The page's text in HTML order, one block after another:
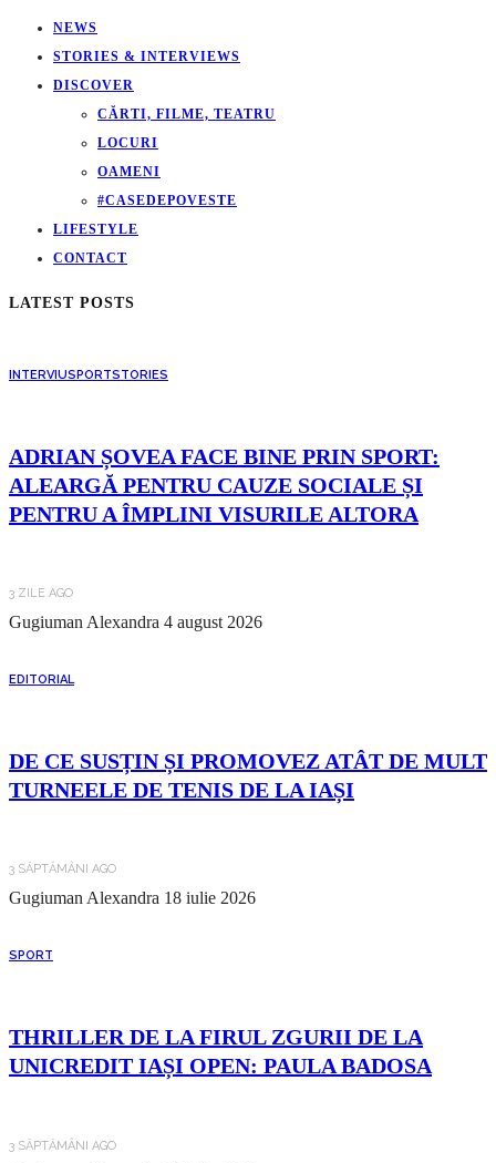
NEWS
STORIES & INTERVIEWS
DISCOVER
CĂRTI, FILME, TEATRU
LOCURI
OAMENI
#CASEDEPOVESTE
LIFESTYLE
CONTACT
LATEST POSTS
INTERVIUSPORTSTORIES
ADRIAN ȘOVEA FACE BINE PRIN SPORT:
ALEARGĂ PENTRU CAUZE SOCIALE ȘI
PENTRU A ÎMPLINI VISURILE ALTORA
3 ZILE AGO
Gugiuman Alexandra 4 august 2026
EDITORIAL
DE CE SUSȚIN ȘI PROMOVEZ ATÂT DE MULT
TURNEELE DE TENIS DE LA IAȘI
3 SĂPTĂMÂNI AGO
Gugiuman Alexandra 18 iulie 2026
SPORT
THRILLER DE LA FIRUL ZGURII DE LA
UNICREDIT IAȘI OPEN: PAULA BADOSA
3 SĂPTĂMÂNI AGO